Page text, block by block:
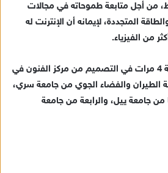
من أجل متابعة طموحاته في مجالات
المتجددة، لإيمانه أن الإنترنت له
من الفيزياء.
حصل على الدكتوراه الفخرية 4 مرات في التصميم من مركز الفنون في
الطيران والفضاء الجوي من جامعة سري،
من جامعة ييل، والرابعة من جامعة